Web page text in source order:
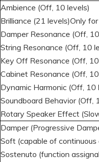
Ambience (Off, 10 levels)
Brilliance (21 levels)Only
Damper Resonance (Off,
String Resonance (Off, 10
Key Off Resonance (Off,
Cabinet Resonance (Off,
Dynamic Harmonic (Off, 10
Soundboard Behavior (Off,
Rotary Speaker Effect
Damper (Progressive
Soft (capable of continuous
Sostenuto (function